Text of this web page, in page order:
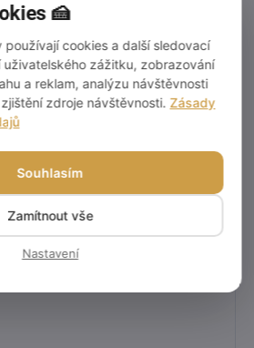
🍰
cookies a další sledovací
uživatelského zážitku, zobrazování
a reklam, analýzu návštěvnosti
zdroje návštěvnosti. Zásady
Souhlasím
Zamítnout vše
Nastavení